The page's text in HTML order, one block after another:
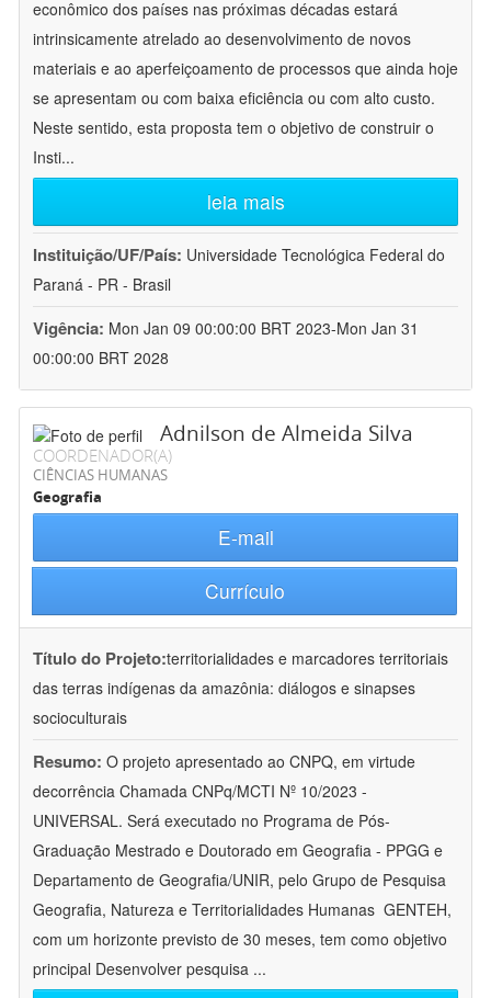
econômico dos países nas próximas décadas estará
intrinsicamente atrelado ao desenvolvimento de novos
materiais e ao aperfeiçoamento de processos que ainda hoje
se apresentam ou com baixa eficiência ou com alto custo.
Neste sentido, esta proposta tem o objetivo de construir o
Insti...
leia mais
Instituição/UF/País: Universidade Tecnológica Federal do
Paraná - PR - Brasil
Vigência: Mon Jan 09 00:00:00 BRT 2023-Mon Jan 31
00:00:00 BRT 2028
Adnilson de Almeida Silva
COORDENADOR(A)
CIÊNCIAS HUMANAS
Geografia
E-mail
Currículo
Título do Projeto:territorialidades e marcadores territoriais
das terras indígenas da amazônia: diálogos e sinapses
socioculturais
Resumo: O projeto apresentado ao CNPQ, em virtude
decorrência Chamada CNPq/MCTI Nº 10/2023 -
UNIVERSAL. Será executado no Programa de Pós-
Graduação Mestrado e Doutorado em Geografia - PPGG e
Departamento de Geografia/UNIR, pelo Grupo de Pesquisa
Geografia, Natureza e Territorialidades Humanas  GENTEH,
com um horizonte previsto de 30 meses, tem como objetivo
principal Desenvolver pesquisa ...